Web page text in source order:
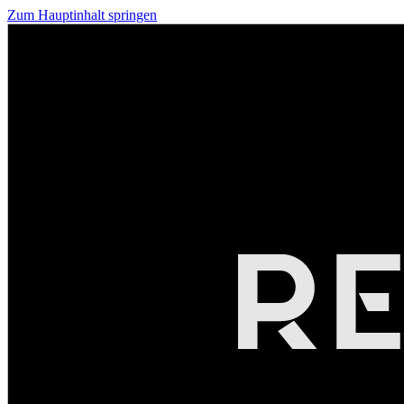
Zum Hauptinhalt springen